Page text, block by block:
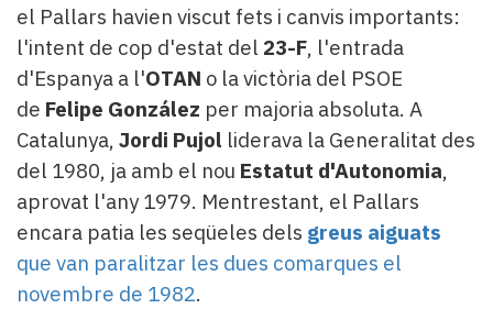
el Pallars havien viscut fets i canvis importants:
l'intent de cop d'estat del 23-F, l'entrada
d'Espanya a l'OTAN o la victòria del PSOE
de Felipe González per majoria absoluta. A
Catalunya, Jordi Pujol liderava la Generalitat des
del 1980, ja amb el nou Estatut d'Autonomia,
aprovat l'any 1979. Mentrestant, el Pallars
encara patia les seqüeles dels greus aiguats
que van paralitzar les dues comarques el
novembre de 1982.